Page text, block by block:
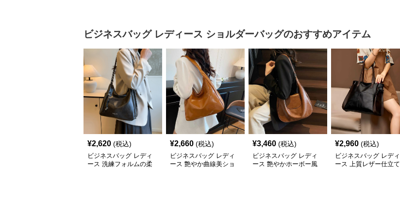
ビジネスバッグ レディース ショルダーバッグのおすすめアイテム
¥2,620 (税込)
ビジネスバッグ レディ
ース 洗練フォルムの柔
¥2,660 (税込)
ビジネスバッグ レディ
ース 艶やか曲線美ショ
¥3,460 (税込)
ビジネスバッグ レディ
ース 艶やかホーボー風
¥2,960 (税込)
ビジネスバッグ レディ
ース 上質レザー仕立て